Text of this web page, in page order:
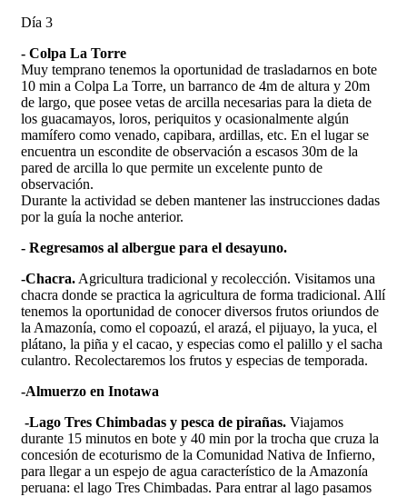
Día 3
- Colpa La Torre
Muy temprano tenemos la oportunidad de trasladarnos en bote
10 min a Colpa La Torre, un barranco de 4m de altura y 20m
de largo, que posee vetas de arcilla necesarias para la dieta de
los guacamayos, loros, periquitos y ocasionalmente algún
mamífero como venado, capibara, ardillas, etc. En el lugar se
encuentra un escondite de observación a escasos 30m de la
pared de arcilla lo que permite un excelente punto de
observación.
Durante la actividad se deben mantener las instrucciones dadas
por la guía la noche anterior.
- Regresamos al albergue para el desayuno.
-Chacra. Agricultura tradicional y recolección. Visitamos una
chacra donde se practica la agricultura de forma tradicional. Allí
tenemos la oportunidad de conocer diversos frutos oriundos de
la Amazonía, como el copoazú, el arazá, el pijuayo, la yuca, el
plátano, la piña y el cacao, y especias como el palillo y el sacha
culantro. Recolectaremos los frutos y especias de temporada.
-Almuerzo en Inotawa
-Lago Tres Chimbadas y pesca de pirañas. Viajamos
durante 15 minutos en bote y 40 min por la trocha que cruza la
concesión de ecoturismo de la Comunidad Nativa de Infierno,
para llegar a un espejo de agua característico de la Amazonía
peruana: el lago Tres Chimbadas. Para entrar al lago pasamos